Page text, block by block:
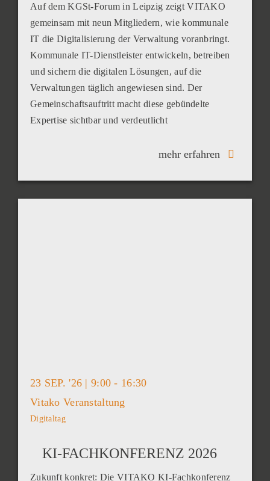
Auf dem KGSt-Forum in Leipzig zeigt VITAKO
gemeinsam mit neun Mitgliedern, wie kommunale
IT die Digitalisierung der Verwaltung voranbringt.
Kommunale IT-Dienstleister entwickeln, betreiben
und sichern die digitalen Lösungen, auf die
Verwaltungen täglich angewiesen sind. Der
Gemeinschaftsauftritt macht diese gebündelte
Expertise sichtbar und verdeutlicht
mehr erfahren
23 SEP. '26 | 9:00 - 16:30
Vitako Veranstaltung
Digitaltag
KI-FACHKONFERENZ 2026
Zukunft konkret: Die VITAKO KI-Fachkonferenz